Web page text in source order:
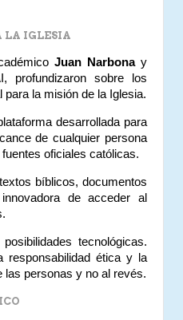
LA IGLESIA
Juan Narbonay
profundizaron sobre los
la misión de la Iglesia.
desarrollada para
de cualquier persona
oficiales católicas.
bíblicos, documentos
de acceder al
tecnológicas.
responsabilidad ética y la
las personas y no al revés.